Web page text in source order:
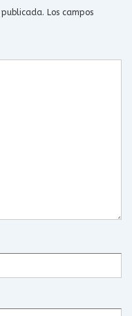
publicada. Los campos